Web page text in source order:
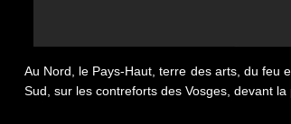
Au Nord, le Pays-Haut, terre des arts, du feu
Sud, sur les contreforts des Vosges, devant